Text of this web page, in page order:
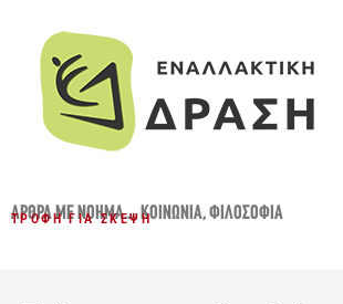
ΆΡΘΡΑ ΜΕ ΝΌΗΜΑ...,ΚΟΙΝΩΝΊΑ,ΦΙΛΟΣΟΦΊΑ
ΤΡΟΦΉ ΓΙΑ ΣΚΈΨΗ